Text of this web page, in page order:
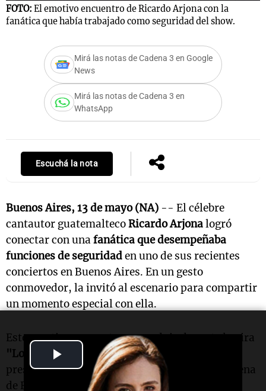
Play
Video
FOTO: El emotivo encuentro de Ricardo Arjona con la
fanática que había trabajado como seguridad del show.
Mirá las notas de Cadena 3 en Google
News
Mirá las notas de Cadena 3 en
WhatsApp
Escuchá la nota
Buenos Aires, 13 de mayo (NA) -- El célebre
cantautor guatemaltecoRicardo Arjonalogró
conectar con unafanática que desempeñaba
funciones de seguridaden uno de sus recientes
conciertos en Buenos Aires. En un gesto
conmovedor, la invitó al escenario para compartir
un momento especial con ella.
Este emotivo encuentro se produjo durante la gira
"Lo que el Seco no dijo",en la que el artista se
presenta hasta el 25 de mayo en el Movistar Arena
de Buenos Aires. La joven se volvió viral en las